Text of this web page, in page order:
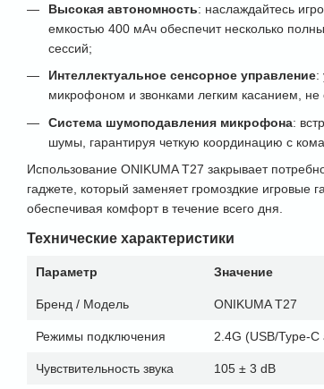
Высокая автономность: наслаждайтесь
емкостью 400 мАч обеспечит несколько
сессий;
Интеллектуальное сенсорное управление:
микрофоном и звонками легким касанием, не
Система шумоподавления микрофона:
шумы, гарантируя четкую координацию с
Использование ONIKUMA Т27 закрывает
гаджете, который заменяет громоздкие игровые
обеспечивая комфорт в течение всего дня.
Технические характеристики
Параметр Значение
Бренд / Модель ONIKUMA Т27
Режимы подключения 2.4G (USB/Type-
Чувствительность звука 105 ± 3 dB